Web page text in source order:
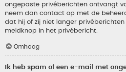
ongepaste privéberichten ontvangt
neem dan contact op met de
dat hij of zij niet langer
meldknop in het privébericht.
Omhoog
Ik heb spam of een e-mail met